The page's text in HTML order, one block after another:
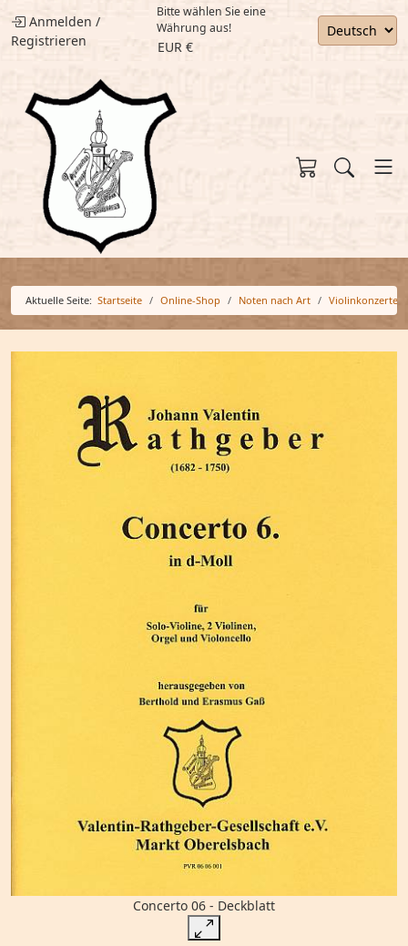
Anmelden /
Registrieren
Bitte wählen Sie eine
Währung aus!
EUR €
Aktuelle Seite: Startseite Online-Shop Noten nach Art Violinkonzerte
Concerto 06 - Deckblatt